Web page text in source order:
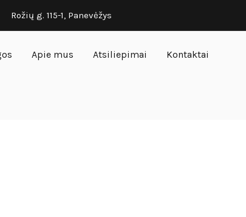
Rožių g. 115-1, Panevėžys
Apie mus Atsiliepimai Kontaktai